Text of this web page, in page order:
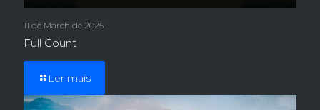
11 de March de 2025
Full Count
Ler mais